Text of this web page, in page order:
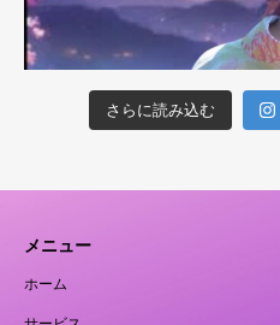
さらに読み込む
メニュー
ホーム